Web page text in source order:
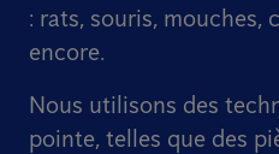
: rats, souris, mouches,
encore.
Nous utilisons des
pointe, telles que des